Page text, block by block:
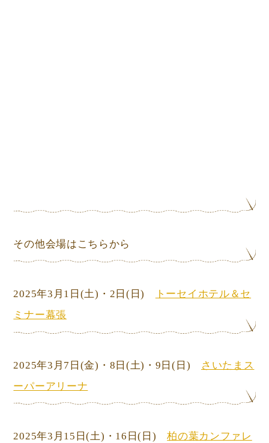
その他会場はこちらから
2025年3月1日 (土) ・2日 (日)
トーセイホテル＆セ
ミナー幕張
2025年3月7日(金)・8日 (土) ・9日(日)
さいたまス
ーパーアリーナ
2025年3月15日(土) ・16日(日)柏の葉カンファレ